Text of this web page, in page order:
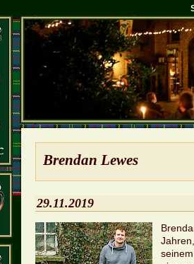
Bren­dan Lewes
29.11.2019